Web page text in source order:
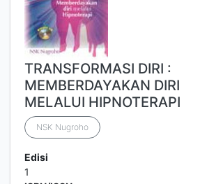
TRANSFORMASI DIRI :
MEMBERDAYAKAN DIRI
MELALUI HIPNOTERAPI
NSK Nugroho
Edisi
1